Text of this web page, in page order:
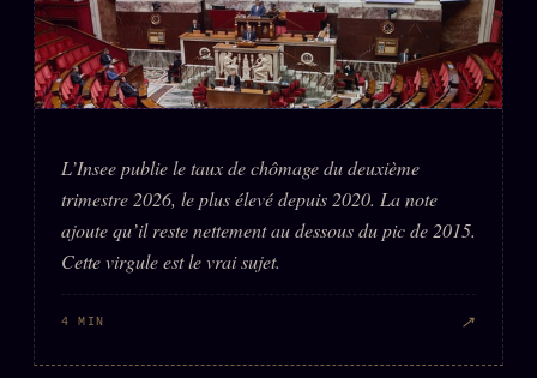
L’Insee publie le taux de chômage du deuxième
trimestre 2026, le plus élevé depuis 2020. La note
ajoute qu’il reste nettement au dessous du pic de 2015.
Cette virgule est le vrai sujet.
4 MIN ↗